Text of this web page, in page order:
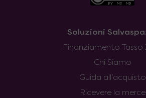
Soluzioni
Finanziamento Tasso
Chi Siamo
Guida all’acquisto
Ricevere la merce